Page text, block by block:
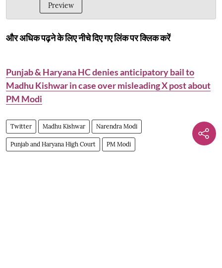
Preview
और अधिक पढ़ने के लिए नीचे दिए गए लिंक पर क्लिक करें
Punjab & Haryana HC denies anticipatory bail to
Madhu Kishwar in case over misleading X post about
PM Modi
Twitter Madhu Kishwar Narendra Modi
Punjab and Haryana High Court PM Modi